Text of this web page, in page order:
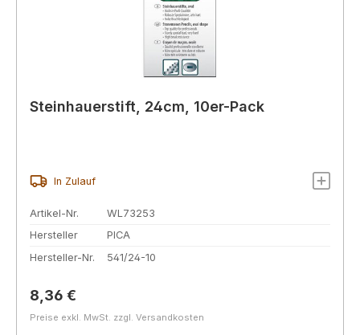
Steinhauerstift, 24cm, 10er-Pack
In Zulauf
Artikel-Nr.
WL73253
Hersteller
PICA
Hersteller-Nr.
541/24-10
Regulärer Preis:
8,36 €
Preise exkl. MwSt. zzgl. Versandkosten